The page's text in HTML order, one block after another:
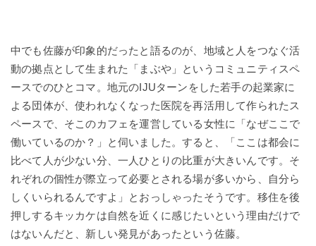
中でも佐藤が印象的だったと語るのが、地域と人をつなぐ活
動の拠点として生まれた「まぶや」というコミュニティスペ
ースでのひとコマ。地元のIJUターンをした若手の起業家に
よる団体が、使われなくなった医院を再活用して作られたス
ペースで、そこのカフェを運営している女性に「なぜここで
働いているのか？」と伺いました。すると、「ここは都会に
比べて人が少ない分、一人ひとりの比重が大きいんです。そ
れぞれの個性が際立って必要とされる場が多いから、自分ら
しくいられるんですよ」とおっしゃったそうです。移住を後
押しするキッカケは自然を近くに感じたいという理由だけで
はないんだと、新しい発見があったという佐藤。